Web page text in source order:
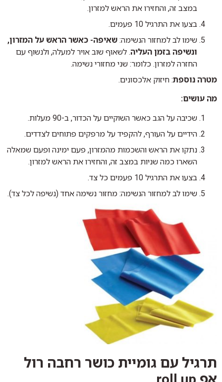
במצב זה, והחזירו את הראש למזרון.
בצעו את התרגיל 10 פעמים.
שימו לב למחזור הנשימה: שאיפה- כאשר הראש על המזרון,
ונשיפה בזמן העליה. לשאוף שוב אויר למעלה, ולנשוף עם
החזרה למזרון. כלומר: שני מחזורי נשימה.
מטרה נוספת: חיזוק אלכסונים.
מה עושים:
שכיבה על הגב כאשר השוקיים על הכדור, ב-90 מעלות.
הידיים על העורף, להקפיד על מרפקים פתוחים לצדדים.
נתקו את הראש והשכמות מהמזרון, פעם ימינה ופעם שמאלה
השארו כמה שניות במצב זה, והחזירו את הראש למזרון.
בצעו את התרגיל 10 פעמים כל צד.
שימו לב למחזור הנשימה: מחזור נשימה אחד (נשיפה לכל צד).
תרגיל עם גומיית כושר רחבה רול